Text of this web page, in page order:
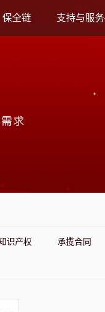
保全链 支持与服务
识产权 承揽合同